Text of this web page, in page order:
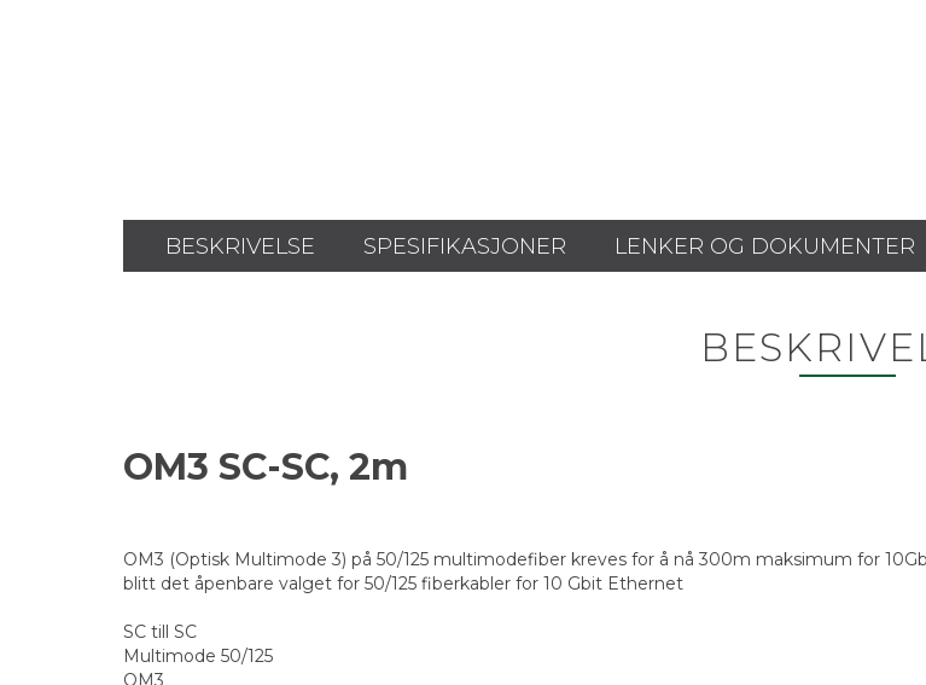
BESKRIVELSE SPESIFIKASJONER LENKER OG DOKUMENTER
OM3 SC-SC, 2m
OM3 (Optisk Multimode 3) på 50/125 multimodefiber kreves for å nå 300m maksimum for
blitt det åpenbare valget for 50/125 fiberkabler for 10 Gbit Ethernet
SC till SC
Multimode 50/125
OM3